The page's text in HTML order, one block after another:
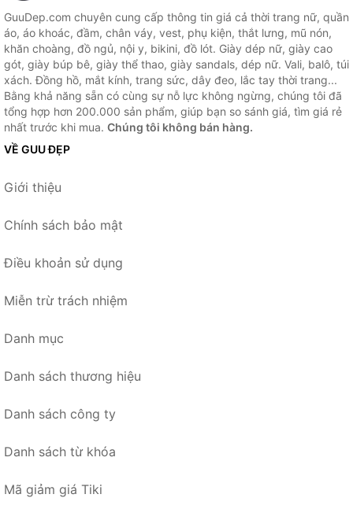
GuuDep.com chuyên cung cấp thông tin giá cả thời trang nữ, quần
áo, áo khoác, đầm, chân váy, vest, phụ kiện, thắt lưng, mũ nón,
khăn choàng, đồ ngủ, nội y, bikini, đồ lót. Giày dép nữ, giày cao
gót, giày búp bê, giày thể thao, giày sandals, dép nữ. Vali, balô, túi
xách. Đồng hồ, mắt kính, trang sức, dây đeo, lắc tay thời trang...
Bằng khả năng sẵn có cùng sự nỗ lực không ngừng, chúng tôi đã
tổng hợp hơn 200.000 sản phẩm, giúp bạn so sánh giá, tìm giá rẻ
nhất trước khi mua. Chúng tôi không bán hàng.
VỀ GUU ĐẸP
Giới thiệu
Chính sách bảo mật
Điều khoản sử dụng
Miễn trừ trách nhiệm
Danh mục
Danh sách thương hiệu
Danh sách công ty
Danh sách từ khóa
Mã giảm giá Tiki